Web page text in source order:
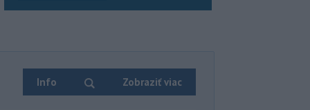
Info Zobraziť viac